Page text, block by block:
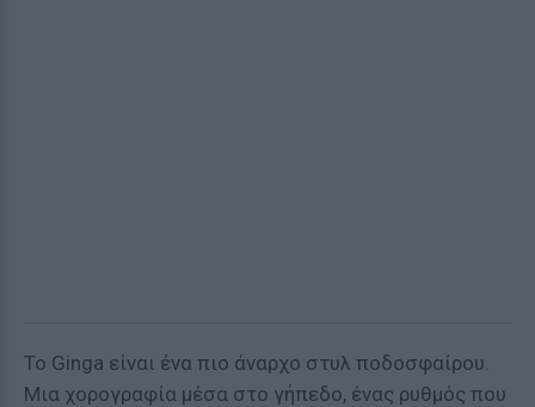
Το Ginga είναι ένα πιο άναρχο στυλ ποδοσφαίρου.
Μια χορογραφία μέσα στο γήπεδο, ένας ρυθμός που